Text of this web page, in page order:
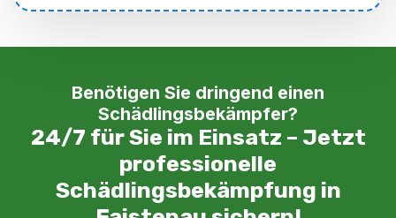
Benötigen Sie dringend einen
Schädlingsbekämpfer?
24/7 für Sie im Einsatz – Jetzt
professionelle
Schädlingsbekämpfung in